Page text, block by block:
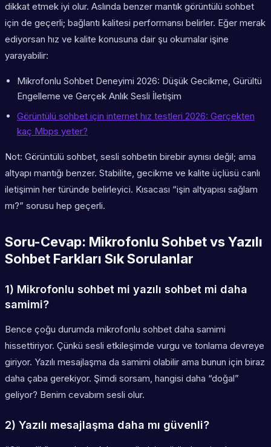
dikkat etmek iyi olur. Aslında benzer mantık görüntülü sohbet
için de geçerli; bağlantı kalitesi performansı belirler. Eğer merak
ediyorsan hız ve kalite konusuna dair şu okumalar işine
yarayabilir:
Mikrofonlu Sohbet Deneyimi 2026: Düşük Gecikme, Gürültü
Engelleme ve Gerçek Anlık Sesli İletişim
Görüntülü sohbet için internet hız testleri 2026: Gerçekten
kaç Mbps yeter?
Not: Görüntülü sohbet, sesli sohbetin birebir aynısı değil; ama
altyapı mantığı benzer. Stabilite, gecikme ve kalite üçlüsü canlı
iletişimin her türünde belirleyici. Kısacası “işin altyapısı sağlam
mı?” sorusu hep geçerli.
Soru-Cevap: Mikrofonlu Sohbet vs Yazılı
Sohbet Farkları Sık Sorulanlar
1) Mikrofonlu sohbet mi yazılı sohbet mi daha
samimi?
Bence çoğu durumda mikrofonlu sohbet daha samimi
hissettiriyor. Çünkü sesli etkileşimde vurgu ve tonlama devreye
giriyor. Yazılı mesajlaşma da samimi olabilir ama bunun için biraz
daha çaba gerekiyor. Şimdi sorsam, hangisi daha “doğal”
geliyor? Benim cevabım sesli olur.
2) Yazılı mesajlaşma daha mı güvenli?